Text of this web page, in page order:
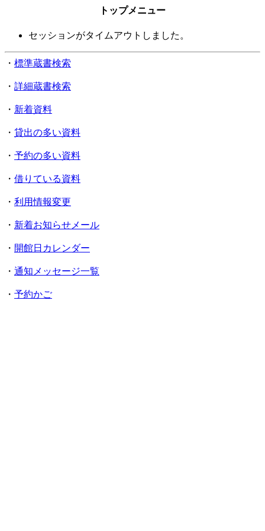
トップメニュー
セッションがタイムアウトしました。
・ 標準蔵書検索
・ 詳細蔵書検索
・ 新着資料
・ 貸出の多い資料
・ 予約の多い資料
・ 借りている資料
・ 利用情報変更
・ 新着お知らせメール
・ 開館日カレンダー
・ 通知メッセージ一覧
・ 予約かご